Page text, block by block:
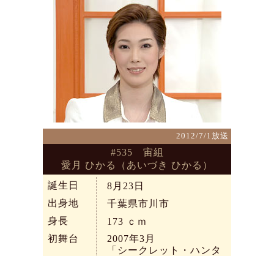
2012/7/1放送
#535 宙組
愛月 ひかる（あいづき ひかる）
誕生日
8月23日
出身地
千葉県市川市
身長
173 ｃｍ
初舞台
2007年3月
「シークレット・ハンタ